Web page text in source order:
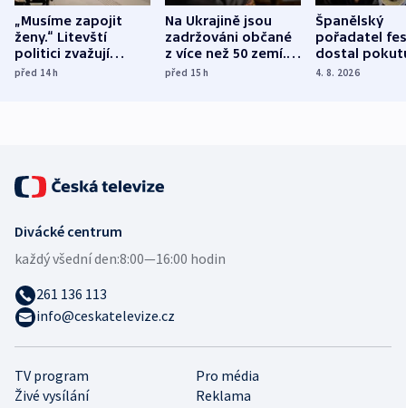
„Musíme zapojit
ženy.“ Litevští
politici zvažují
dohodu o
před 14h
Na Ukrajině jsou
zadržováni občané
z více než 50 zemí.
Bojovali na straně
před 15h
Španělský
pořadatel
dostal
nekalé
4. 8. 2026
TV program
Pro média
Živé vysílání
Reklama
Divácké centrum
každý všední den:8:00—16:00 hodin
261 136 113
info@ceskatelevize.cz